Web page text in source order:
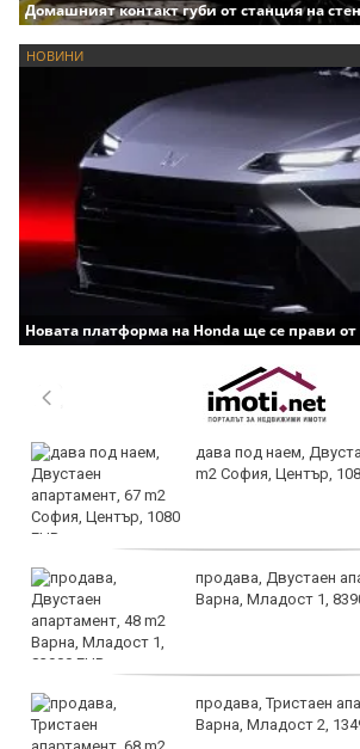
Домашният контакт губи от станция на
НОВИНИ
Новата платформа на Honda ще се прави
дава под наем,
m2 София, Център,
продава, Двустаен
Варна, Младост 1,
продава, Тристаен
Варна, Младост 2,